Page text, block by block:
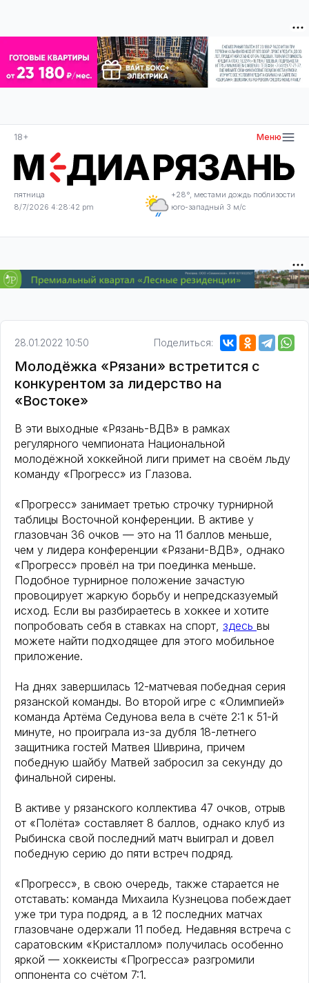
18+ Меню
пятница
8/7/2026 4:28:42 pm
+28°, местами дождь поблизости
юго-западный 3 м/с
28.01.2022 10:50 Поделиться:
Молодёжка «Рязани» встретится с
конкурентом за лидерство на
«Востоке»
В эти выходные «Рязань-ВДВ» в рамках
регулярного чемпионата Национальной
молодёжной хоккейной лиги примет на своём льду
команду «Прогресс» из Глазова.
«Прогресс» занимает третью строчку турнирной
таблицы Восточной конференции. В активе у
глазовчан 36 очков — это на 11 баллов меньше,
чем у лидера конференции «Рязани-ВДВ», однако
«Прогресс» провёл на три поединка меньше.
Подобное турнирное положение зачастую
провоцирует жаркую борьбу и непредсказуемый
исход. Если вы разбираетесь в хоккее и хотите
попробовать себя в ставках на спорт, здесь вы
можете найти подходящее для этого мобильное
приложение.
На днях завершилась 12-матчевая победная серия
рязанской команды. Во второй игре с «Олимпией»
команда Артёма Седунова вела в счёте 2:1 к 51-й
минуте, но проиграла из-за дубля 18-летнего
защитника гостей Матвея Шиврина, причем
победную шайбу Матвей забросил за секунду до
финальной сирены.
В активе у рязанского коллектива 47 очков, отрыв
от «Полёта» составляет 8 баллов, однако клуб из
Рыбинска свой последний матч выиграл и довел
победную серию до пяти встреч подряд.
«Прогресс», в свою очередь, также старается не
отставать: команда Михаила Кузнецова побеждает
уже три тура подряд, а в 12 последних матчах
глазовчане одержали 11 побед. Недавняя встреча с
саратовским «Кристаллом» получилась особенно
яркой — хоккеисты «Прогресса» разгромили
оппонента со счётом 7:1.